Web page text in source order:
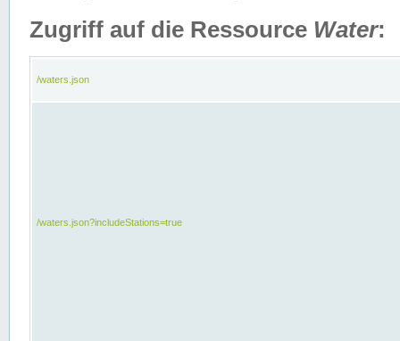
Zugriff auf die Ressource Water:
/waters.json
/waters.json?includeStations=true